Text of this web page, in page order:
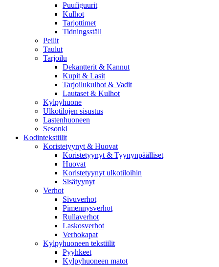
Puufiguurit
Kulhot
Tarjottimet
Tidningsställ
Peilit
Taulut
Tarjoilu
Dekantterit & Kannut
Kupit & Lasit
Tarjoilukulhot & Vadit
Lautaset & Kulhot
Kylpyhuone
Ulkotilojen sisustus
Lastenhuoneen
Sesonki
Kodintekstiilit
Koristetyynyt & Huovat
Koristetyynyt & Tyynynpäälliset
Huovat
Koristetyynyt ulkotiloihin
Sisätyynyt
Verhot
Sivuverhot
Pimennysverhot
Rullaverhot
Laskosverhot
Verhokapat
Kylpyhuoneen tekstiilit
Pyyhkeet
Kylpyhuoneen matot